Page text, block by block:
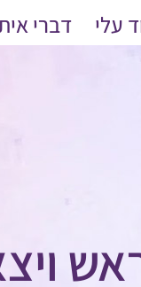
עלי דברי